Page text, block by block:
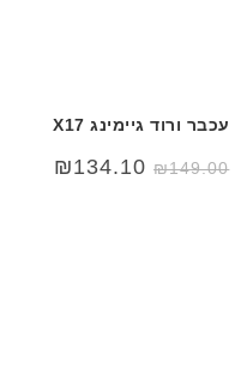
עכבר ורוד גיימינג X17
₪149.00
₪134.10